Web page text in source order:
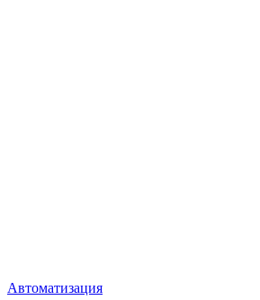
Автоматизация